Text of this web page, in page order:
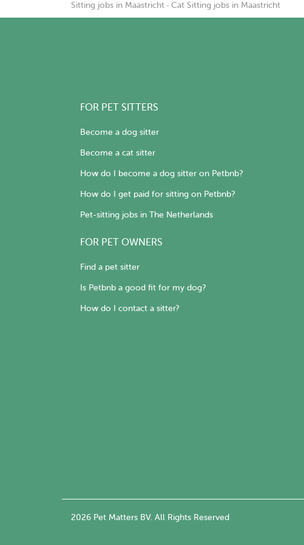
Sitting jobs in Maastricht · Cat Sitting jobs in Maastricht
FOR PET SITTERS
Become a dog sitter
Become a cat sitter
How do I become a dog sitter on Petbnb?
How do I get paid for sitting on Petbnb?
Pet-sitting jobs in The Netherlands
FOR PET OWNERS
Find a pet sitter
Is Petbnb a good fit for my dog?
How do I contact a sitter?
2026 Pet Matters BV. All Rights Reserved